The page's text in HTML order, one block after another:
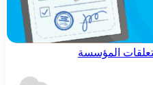
المؤسسة